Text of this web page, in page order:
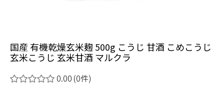
国産 有機乾燥玄米麹 500g こうじ 甘酒 こめこうじ
玄米こうじ 玄米甘酒 マルクラ
0.00 (0件)